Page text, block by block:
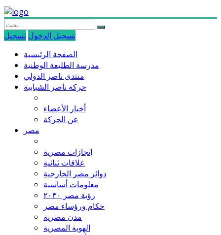
تسجيل الدخول تسجيل
الصفحة الرئيسية
مدرسة الطليعة الوطنية
منتدى ناصر الدولي
حركة ناصر الشبابية
أخبار الأعضاء
عن الحركة
مصر
إنجازات مصرية
علاقات ثنائية
دوائر مصر الخارجية
معلومات أساسية
رؤية مصر ٢٠٣٠
حكام ورؤساء مصر
مدن مصرية
الهوية المصرية